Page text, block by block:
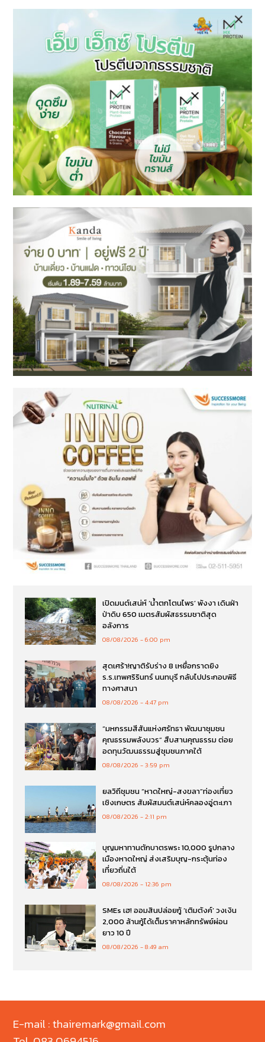
เปิดมนต์เสน่ห์ ‘น้ำตกโตนไพร’ พังงา เดินฝ่า
ป่าดิบ 650 เมตรสัมผัสธรรมชาติสุด
อลังการ
08/08/2026 6:00 pm
สุดเศร้า!ญาติรับร่าง 8 เหยื่อกราดยิง
ร.ร.เทพศริรินทร์ นนทบุรี กลับไปประกอบพิธี
ทางศาสนา
08/08/2026 4:47 pm
“มหกรรมสีสันแห่งศรัทธา พัฒนาชุมชน
คุณธรรมพลังบวร” สืบสานคุณธรรม ต่อย
อดทุนวัฒนธรรมสู่ชุมชนภาคใต้
08/08/2026 3:59 pm
ยลวิถีชุมชน “หาดใหญ่-สงขลา”ท่องเที่ยว
เชิงเกษตร สัมผัสมนต์เสน่ห์คลองอู่ตะเภา
08/08/2026 2:11 pm
บุญมหาทานตักบาตรพระ 10,000 รูปกลาง
เมืองหาดใหญ่ ส่งเสริมบุญ-กระตุ้นท่อง
เที่ยวถิ่นใต้
08/08/2026 12:36 pm
SMEs เฮ! ออมสินปล่อยกู้ ‘เติมตังค์’ วงเงิน
2,000 ล้านกู้ได้เต็มราคาหลักทรัพย์ผ่อน
ยาว 10 ปี
08/08/2026 8:49 am
E-mail : thairemark@gmail.com